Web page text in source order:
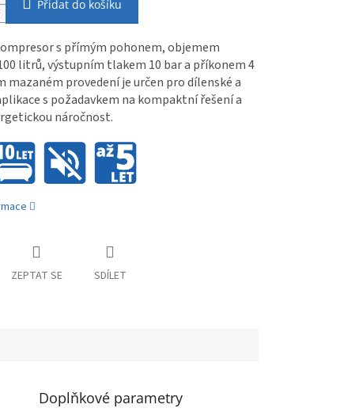
Přidat do košíku
s přímým pohonem, objemem
litrů, výstupním tlakem 10 bar a příkonem 4
mazaném provedení je určen pro dílenské a
s požadavkem na kompaktní řešení a
náročnost.
ZEPTAT SE SDÍLET
Doplňkové parametry